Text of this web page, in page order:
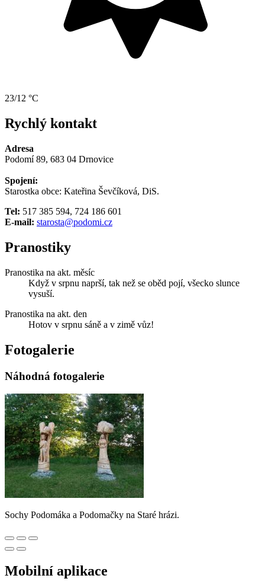
23/12 °C
Rychlý kontakt
Adresa
Podomí 89, 683 04 Drnovice
Spojení:
Starostka obce: Kateřina Ševčíková, DiS.
Tel: 517 385 594, 724 186 601
E-mail: starosta@podomi.cz
Pranostiky
Pranostika na akt. měsíc
Když v srpnu naprší, tak než se oběd pojí, všecko slunce
vysuší.
Pranostika na akt. den
Hotov v srpnu sáně a v zimě vůz!
Fotogalerie
Náhodná fotogalerie
Sochy Podomáka a Podomačky na Staré hrázi.
Mobilní aplikace